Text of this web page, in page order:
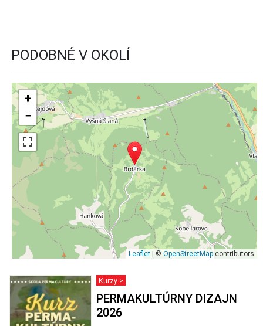
PODOBNÉ V OKOLÍ
+
−
Leaflet | © OpenStreetMap contributors
Kurzy >
PERMAKULTÚRNY DIZAJN
2026